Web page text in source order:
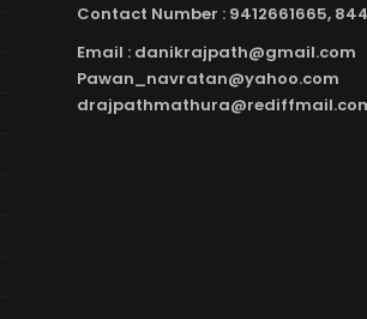
Contact Number : 9412661665,
Email : danikrajpath@gmail.com
Pawan_navratan@yahoo.com